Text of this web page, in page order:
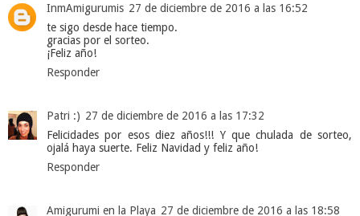
InmAmigurumis 27 de diciembre de 2016 a las 16:52
te sigo desde hace tiempo.
gracias por el sorteo.
¡Feliz año!
Responder
Patri :) 27 de diciembre de 2016 a las 17:32
Felicidades por esos diez años!!! Y que chulada de sorteo,
ojalá haya suerte. Feliz Navidad y feliz año!
Responder
Amigurumi en la Playa 27 de diciembre de 2016 a las 18:58